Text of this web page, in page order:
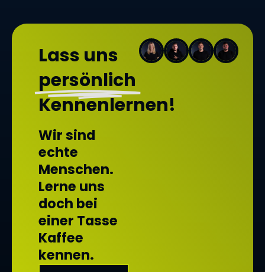
Lass uns
persönlich
Kennenlernen!
Wir sind
echte
Menschen.
Lerne uns
doch bei
einer Tasse
Kaffee
kennen.